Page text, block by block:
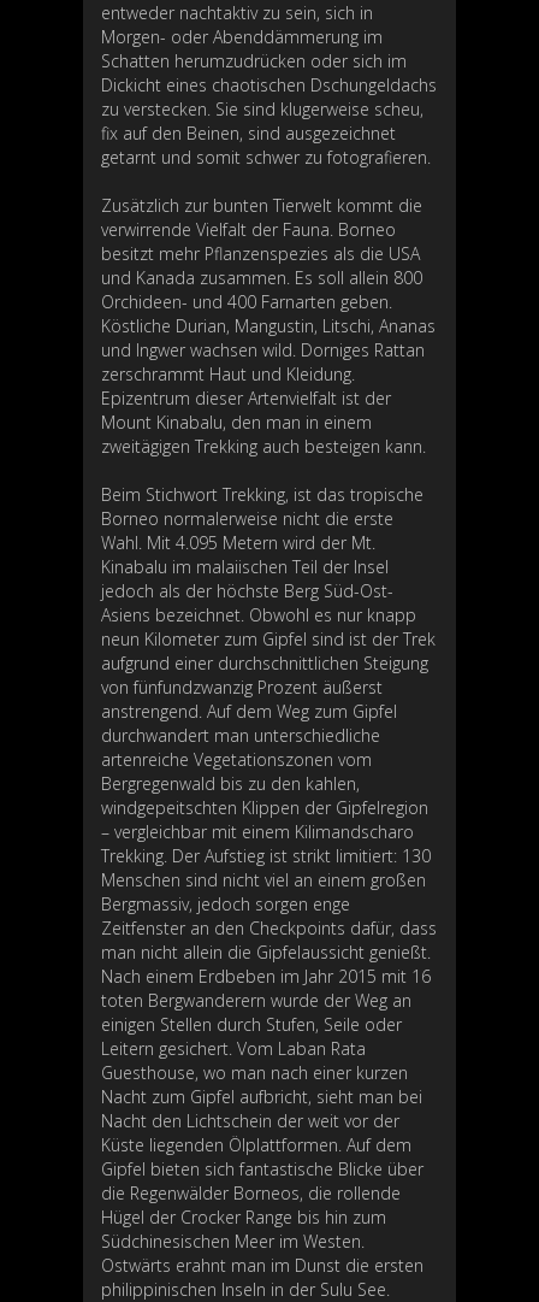
entweder nachtaktiv zu sein, sich in
Morgen- oder Abenddämmerung im
Schatten herumzudrücken oder sich im
Dickicht eines chaotischen Dschungeldachs
zu verstecken. Sie sind klugerweise scheu,
fix auf den Beinen, sind ausgezeichnet
getarnt und somit schwer zu fotografieren.
Zusätzlich zur bunten Tierwelt kommt die
verwirrende Vielfalt der Fauna. Borneo
besitzt mehr Pflanzenspezies als die USA
und Kanada zusammen. Es soll allein 800
Orchideen- und 400 Farnarten geben.
Köstliche Durian, Mangustin, Litschi, Ananas
und Ingwer wachsen wild. Dorniges Rattan
zerschrammt Haut und Kleidung.
Epizentrum dieser Artenvielfalt ist der
Mount Kinabalu, den man in einem
zweitägigen Trekking auch besteigen kann.
Beim Stichwort Trekking, ist das tropische
Borneo normalerweise nicht die erste
Wahl. Mit 4.095 Metern wird der Mt.
Kinabalu im malaiischen Teil der Insel
jedoch als der höchste Berg Süd-Ost-
Asiens bezeichnet. Obwohl es nur knapp
neun Kilometer zum Gipfel sind ist der Trek
aufgrund einer durchschnittlichen Steigung
von fünfundzwanzig Prozent äußerst
anstrengend. Auf dem Weg zum Gipfel
durchwandert man unterschiedliche
artenreiche Vegetationszonen vom
Bergregenwald bis zu den kahlen,
windgepeitschten Klippen der Gipfelregion
– vergleichbar mit einem Kilimandscharo
Trekking. Der Aufstieg ist strikt limitiert: 130
Menschen sind nicht viel an einem großen
Bergmassiv, jedoch sorgen enge
Zeitfenster an den Checkpoints dafür, dass
man nicht allein die Gipfelaussicht genießt.
Nach einem Erdbeben im Jahr 2015 mit 16
toten Bergwanderern wurde der Weg an
einigen Stellen durch Stufen, Seile oder
Leitern gesichert. Vom Laban Rata
Guesthouse, wo man nach einer kurzen
Nacht zum Gipfel aufbricht, sieht man bei
Nacht den Lichtschein der weit vor der
Küste liegenden Ölplattformen. Auf dem
Gipfel bieten sich fantastische Blicke über
die Regenwälder Borneos, die rollende
Hügel der Crocker Range bis hin zum
Südchinesischen Meer im Westen.
Ostwärts erahnt man im Dunst die ersten
philippinischen Inseln in der Sulu See.